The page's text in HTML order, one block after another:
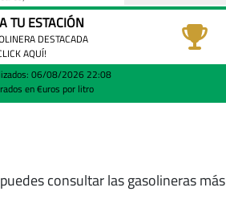
TU ESTACIÓN
DESTACADA
AQUÍ!
06/08/2026 22:08
en €uros por litro
consultar las gasolineras más